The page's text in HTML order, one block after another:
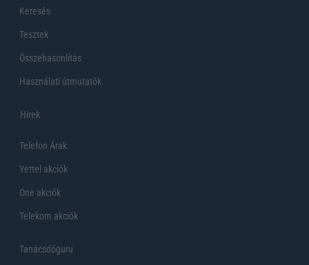
Keresés
Tesztek
Összehasonlítás
Használati útmutatók
Hirek
Telefon Árak
Yettel akciók
One akciók
Telekom akciók
Tanácsdóguru